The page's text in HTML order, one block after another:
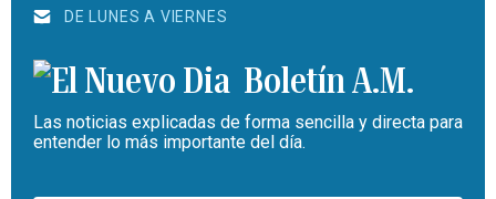
DE LUNES A VIERNES
Boletín A.M.
Las noticias explicadas de forma sencilla y directa para
entender lo más importante del día.